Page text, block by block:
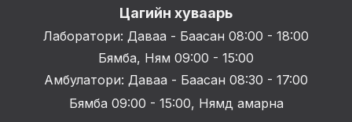
Цагийн хуваарь
Лаборатори: Даваа - Баасан 08:00 - 18:00
Бямба, Ням 09:00 - 15:00
Амбулатори: Даваа - Баасан 08:30 - 17:00
Бямба 09:00 - 15:00, Нямд амарна